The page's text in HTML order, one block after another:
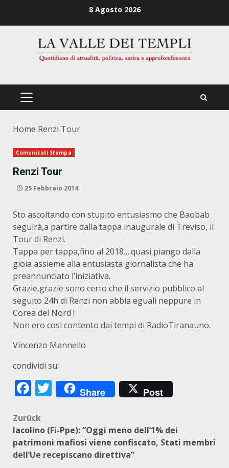
8 Agosto 2026
PRIMÄRES
Home Renzi Tour
Comunicati Stampa
Renzi Tour
25 Febbraio 2014
Sto ascoltando con stupito entusiasmo che Baobab
seguirà,a partire dalla tappa inaugurale di Treviso, il
Tour di Renzi.
Tappa per tappa,fino al 2018….quasi piango dalla
gioia assieme alla entusiasta giornalista che ha
preannunciato l’iniziativa.
Grazie,grazie sono certo che il servizio pubblico al
seguito 24h di Renzi non abbia eguali neppure in
Corea del Nord !
Non ero così contento dai tempi di RadioTiranauno.
Vincenzo Mannello
condividi su:
Facebook
Twitter
Share Post
Beitragsnavigation
Zurück
Iacolino (Fi-Ppe): “Oggi meno dell’1% dei
patrimoni mafiosi viene confiscato, Stati membri
dell’Ue recepiscano direttiva”